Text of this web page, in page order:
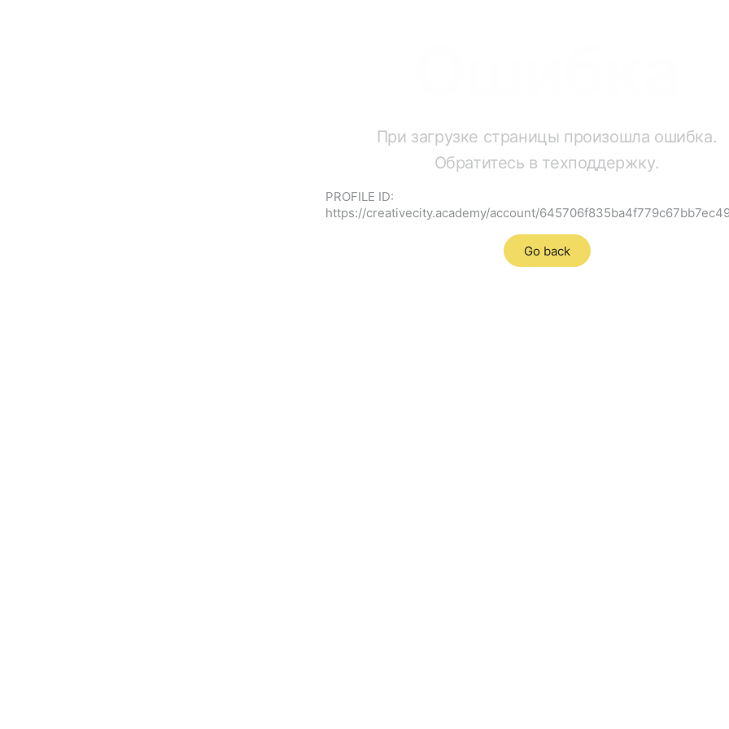
При загрузке страницы произошла ошибка.
Обратитесь в техподдержку.
PROFILE ID:
https://creativecity.academy/account/
Go back